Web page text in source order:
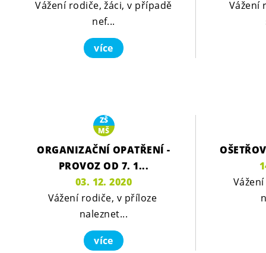
Vážení rodiče, žáci, v případě
nef...
více
Vážení
ZŠ
MŠ
ORGANIZAČNÍ OPATŘENÍ -
PROVOZ OD 7. 1...
03. 12. 2020
Vážení rodiče, v příloze
naleznet...
více